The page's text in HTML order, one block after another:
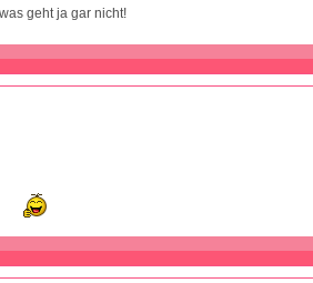
geht ja gar nicht!